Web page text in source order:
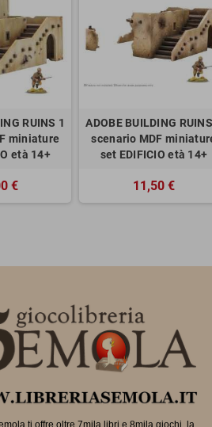
RUINS 1
miniature
età 14+
€
ADOBE BUILDING
scenario MDF
set EDIFICIO età 14+
11,50 €
ti offre oltre 7mila libri e 8mila giochi, la